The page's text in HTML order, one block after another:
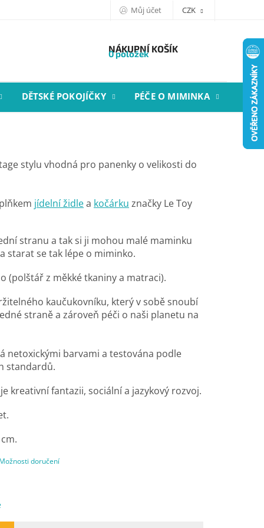
Můj účet CZK
NÁKUPNÍ KOŠÍK
0 položek
DĚTSKÉ POKOJÍČKY PÉČE O MIMINKA
doručení
stylu vhodná pro panenky o velikosti do
jídelní židlea kočárku značky Le Toy
stranu a tak si ji mohou malé maminku
starat se tak lépe o miminko.
(polštář z měkké tkaniny a matraci).
kaučukovníku, který v sobě snoubí
straně a zároveň péči o naši planetu na
netoxickými barvami a testována podle
standardů.
kreativní fantazii, sociální a jazykový rozvoj.